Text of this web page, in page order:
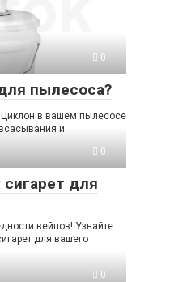
0
пылесоса?
в вашем пылесосе
и
0
для
вейпов! Узнайте
для вашего
0